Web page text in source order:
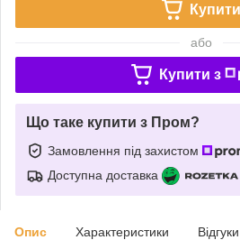
Купити
або
Купити з
Що таке купити з Пром?
Замовлення під захистом
Доступна доставка
Опис Характеристики